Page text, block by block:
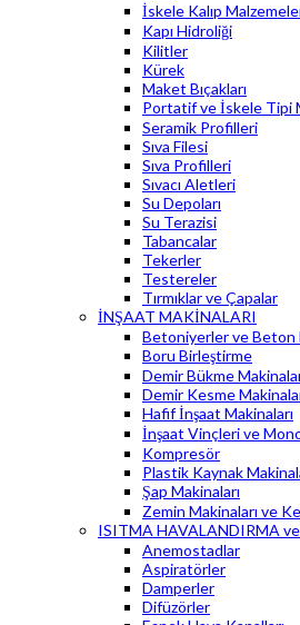
İskele Kalıp
Kapı Hidroliği
Kilitler
Kürek
Maket Bıçakları
Portatif ve İskele Tipi
Seramik Profilleri
Sıva Filesi
Sıva Profilleri
Sıvacı Aletleri
Su Depoları
Su Terazisi
Tabancalar
Tekerler
Testereler
Tırmıklar ve Çapalar
İNŞAAT MAKİNALARI
Betoniyerler ve Beton
Boru Birleştirme
Demir Bükme
Demir Kesme
Hafif İnşaat Makinaları
İnşaat Vinçleri ve
Kompresör
Plastik Kaynak
Şap Makinaları
Zemin Makinaları ve
ISITMA HAVALANDIRMA
Anemostadlar
Aspiratörler
Damperler
Difüzörler